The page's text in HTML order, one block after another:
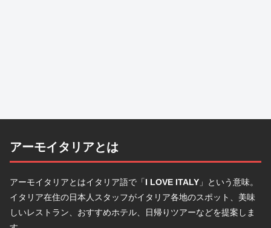
アーモイタリアとは
アーモイタリアとはイタリア語で「I LOVE ITALY 」という意味。
イタリア在住の日本人スタッフがイタリア各地のスポット、美味
しいレストラン、おすすめホテル、日帰りツアーなどを提案しま